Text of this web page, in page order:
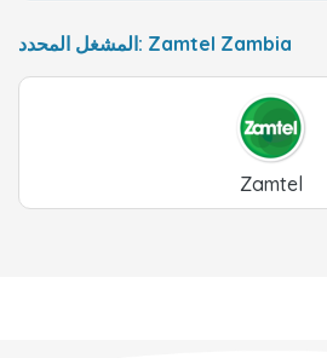
المشغل المحدد: Zamtel Zambia
Zamtel